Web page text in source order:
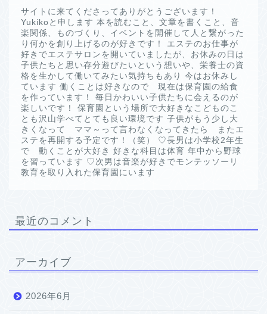
サイトに来てくださってありがとうございます！
Yukikoと申します 本を読むこと、文章を書くこと、音
楽関係、ものづくり、イベントを開催して人と繋がった
り何かを創り上げるのが好きです！ エステのお仕事が
好きでエステサロンを開いていましたが、お休みの日は
子供たちと思い存分遊びたいという想いや、栄養士の資
格を生かして働いてみたい気持ちもあり 今はお休みし
ています 働くことは好きなので 現在は保育園の給食
を作っています！ 毎日かわいい子供たちに会えるのが
楽しいです！ 保育園という場所で大好きなこどものこ
とも沢山学べてとても良い環境です 子供がもう少し大
きくなって ママ～って言わなくなってきたら またエ
ステを再開する予定です！（笑） ♡長男は小学校2年生
で 動くことが大好き 好きな科目は体育 年中から野球
を習っています ♡次男は音楽が好きでモンテッソーリ
教育を取り入れた保育園にいます
最近のコメント
アーカイブ
2026年6月